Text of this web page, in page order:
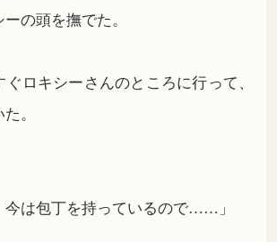
の頭を撫でた。
ロキシーさんのところに行って、
。
今は包丁を持っているので……」